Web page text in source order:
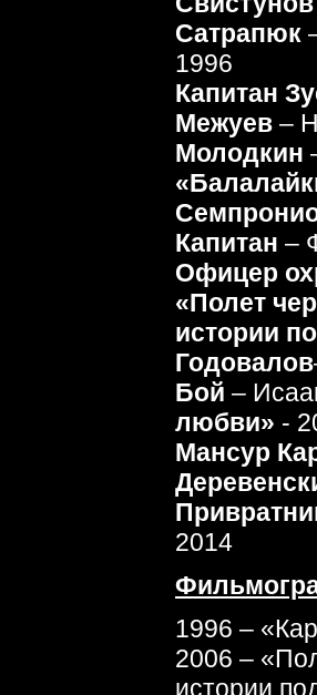
Сатрапюк
1996
Капитан
Межуев –
Молодкин
Капитан –
Офицер
«Полет
истории
Годовалов
Бой –
любви» -
Мансур
2014
1996 –
2006 –
истории